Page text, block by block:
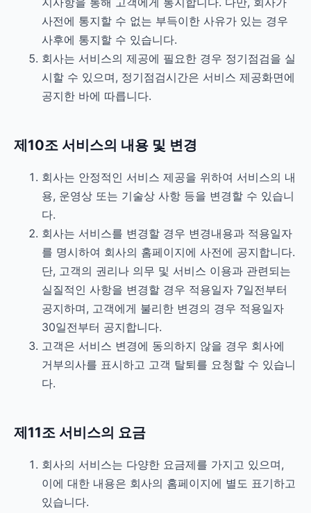
사전에 통지할 수 없는 부득이한 사유가 있는 경우
사후에 통지할 수 있습니다.
회사는 서비스의 제공에 필요한 경우 정기점검을 실
시할 수 있으며, 정기점검시간은 서비스 제공화면에
공지한 바에 따릅니다.
제10조 서비스의 내용 및 변경
회사는 안정적인 서비스 제공을 위하여 서비스의 내
용, 운영상 또는 기술상 사항 등을 변경할 수 있습니
다.
회사는 서비스를 변경할 경우 변경내용과 적용일자
를 명시하여 회사의 홈페이지에 사전에 공지합니다.
단, 고객의 권리나 의무 및 서비스 이용과 관련되는
실질적인 사항을 변경할 경우 적용일자 7일전부터
공지하며, 고객에게 불리한 변경의 경우 적용일자
30일전부터 공지합니다.
고객은 서비스 변경에 동의하지 않을 경우 회사에
거부의사를 표시하고 고객 탈퇴를 요청할 수 있습니
다.
제11조 서비스의 요금
회사의 서비스는 다양한 요금제를 가지고 있으며,
이에 대한 내용은 회사의 홈페이지에 별도 표기하고
있습니다.